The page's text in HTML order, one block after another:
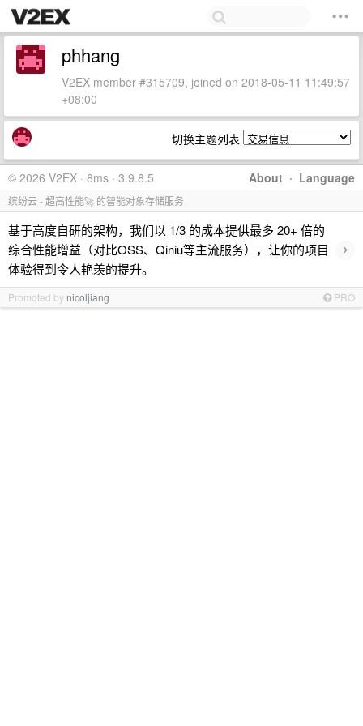
phhang
V2EX member #315709, joined on 2018-05-11 11:49:57
+08:00
切换主题列表
About · Language
© 2026 V2EX · 8ms · 3.9.8.5
缤纷云 - 超高性能🚀 的智能对象存储服务
基于高度自研的架构，我们以 1/3 的成本提供最多 20+ 倍的
综合性能增益（对比OSS、Qiniu等主流服务），让你的项目
体验得到令人艳羡的提升。
›
Promoted by nicoljiang PRO